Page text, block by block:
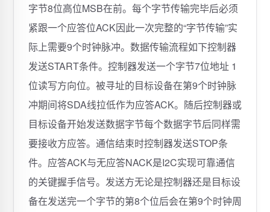
字节8位高位MSB在前。每个字节传输完毕后必须
紧跟一个应答位ACK因此一次完整的“字节传输”实
际上需要9个时钟脉冲。数据传输流程如下控制器
发送START条件。控制器发送一个字节7位地址 1
位读写方向位。被寻址的目标设备在第9个时钟脉
冲期间将SDA线拉低作为应答ACK。随后控制器或
目标设备开始发送数据字节每个数据字节后同样需
要接收方应答。通信结束时控制器发送STOP条
件。应答ACK与无应答NACK是I2C实现可靠通信
的关键握手信号。发送方无论是控制器还是目标设
备在发送完一个字节的第8个位后会在第9个时钟周